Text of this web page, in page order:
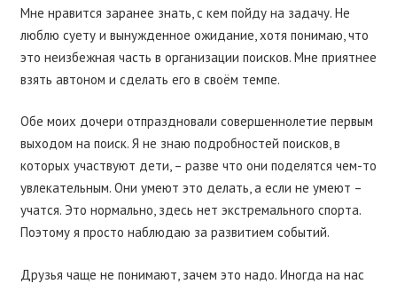
Мне нравится заранее знать, с кем пойду на задачу. Не
люблю суету и вынужденное ожидание, хотя понимаю, что
это неизбежная часть в организации поисков. Мне приятнее
взять автоном и сделать его в своём темпе.
Обе моих дочери отпраздновали совершеннолетие первым
выходом на поиск. Я не знаю подробностей поисков, в
которых участвуют дети, – разве что они поделятся чем-то
увлекательным. Они умеют это делать, а если не умеют –
учатся. Это нормально, здесь нет экстремального спорта.
Поэтому я просто наблюдаю за развитием событий.
Друзья чаще не понимают, зачем это надо. Иногда на нас